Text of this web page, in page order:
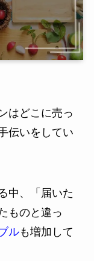
はどこに売っ
伝いをしてい
中、「届いた
ものと違っ
ルも増加して